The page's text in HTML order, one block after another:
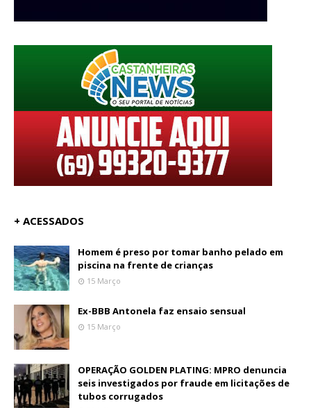
+ ACESSADOS
Homem é preso por tomar banho pelado em
piscina na frente de crianças
15 Março
Ex-BBB Antonela faz ensaio sensual
15 Março
OPERAÇÃO GOLDEN PLATING: MPRO denuncia
seis investigados por fraude em licitações de
tubos corrugados